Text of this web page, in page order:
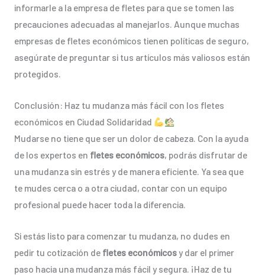
informarle a la empresa de fletes para que se tomen las
precauciones adecuadas al manejarlos. Aunque muchas
empresas de fletes económicos tienen políticas de seguro,
asegúrate de preguntar si tus artículos más valiosos están
protegidos.
Conclusión: Haz tu mudanza más fácil con los fletes
económicos en Ciudad Solidaridad
Mudarse no tiene que ser un dolor de cabeza. Con la ayuda
de los expertos en fletes económicos, podrás disfrutar de
una mudanza sin estrés y de manera eficiente. Ya sea que
te mudes cerca o a otra ciudad, contar con un equipo
profesional puede hacer toda la diferencia.
Si estás listo para comenzar tu mudanza, no dudes en
pedir tu cotización de fletes económicosy dar el primer
paso hacia una mudanza más fácil y segura. ¡Haz de tu